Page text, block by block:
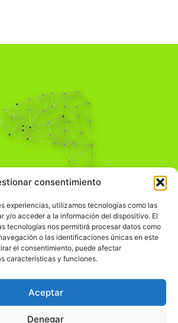
consentimiento
experiencias, utilizamos tecnologías como las
y/o acceder a la información del dispositivo. El
tecnologías nos permitirá procesar datos como
o las identificaciones únicas en este
el consentimiento, puede afectar
características y funciones.
Aceptar
Denegar
Pensamiento Crítico
el mundo para transformarlo.
Legal
de privacidad
Política de cookies